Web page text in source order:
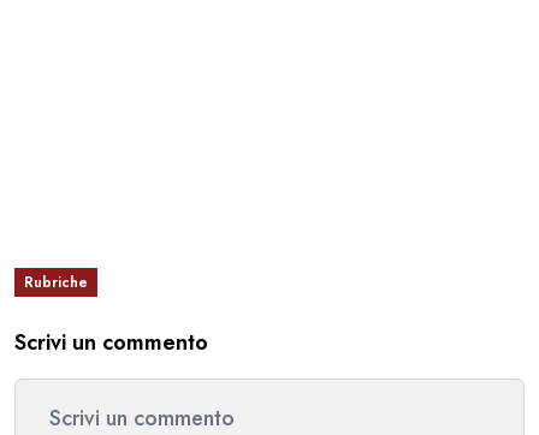
Rubriche
Scrivi un commento